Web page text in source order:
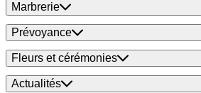
Marbrerie
Prévoyance
Fleurs et cérémonies
Actualités